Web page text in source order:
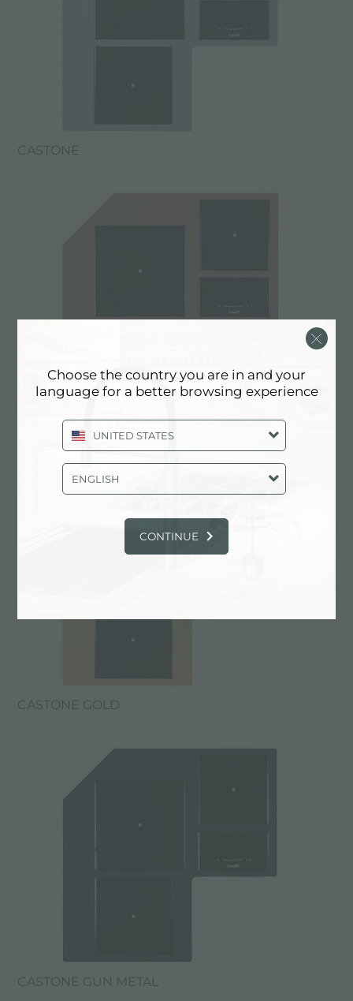
CASTONE
CASTONE COPPER
CASTONE GOLD
CASTONE GUN METAL
Choose the country you are in and your
language for a better browsing experience
UNITED STATES
ENGLISH
CONTINUE